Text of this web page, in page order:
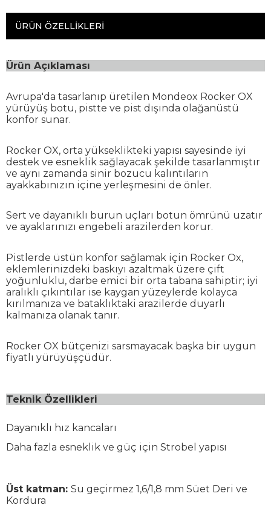
ÜRÜN ÖZELLIKLERI
Ürün Açıklaması
Avrupa'da tasarlanıp üretilen Mondeox Rocker OX
yürüyüş botu, pistte ve pist dışında olağanüstü
konfor sunar.
Rocker OX, orta yükseklikteki yapısı sayesinde iyi
destek ve esneklik sağlayacak şekilde tasarlanmıştır
ve aynı zamanda sinir bozucu kalıntıların
ayakkabınızın içine yerleşmesini de önler.
Sert ve dayanıklı burun uçları botun ömrünü uzatır
ve ayaklarınızı engebeli arazilerden korur.
Pistlerde üstün konfor sağlamak için Rocker Ox,
eklemlerinizdeki baskıyı azaltmak üzere çift
yoğunluklu, darbe emici bir orta tabana sahiptir; iyi
aralıklı çıkıntılar ise kaygan yüzeylerde kolayca
kırılmanıza ve bataklıktaki arazilerde duyarlı
kalmanıza olanak tanır.
Rocker OX bütçenizi sarsmayacak başka bir uygun
fiyatlı yürüyüşçüdür.
Teknik Özellikleri
Dayanıklı hız kancaları
Daha fazla esneklik ve güç için Strobel yapısı
Üst katman: Su geçirmez 1,6/1,8 mm Süet Deri ve
Kordura